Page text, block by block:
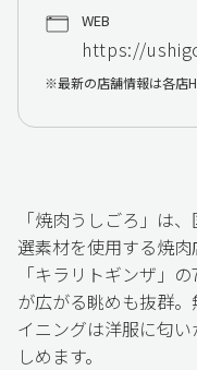
WEB
https://
最新の店舗情報は各店
「焼肉うしごろ」は
選素材を使用する焼
「キラリトギンザ」
が広がる眺めも抜群
イニングは洋服に匂
しめます。